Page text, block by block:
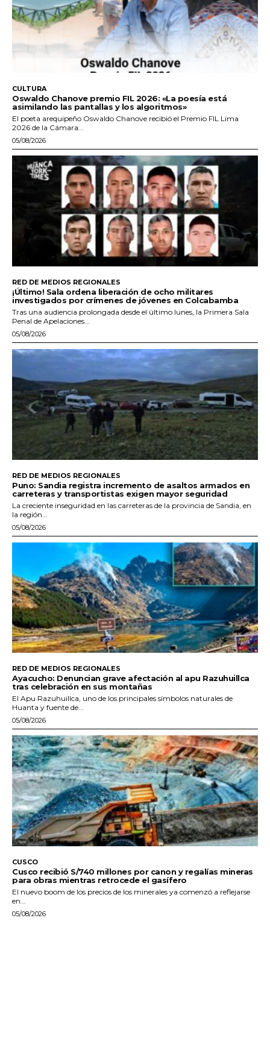
CULTURA
Oswaldo Chanove premio FIL 2026: «La poesía está
asimilando las pantallas y los algoritmos»
El poeta arequipeño Oswaldo Chanove recibió el Premio FIL Lima
2026 de la Cámara...
05/08/2026
RED DE MEDIOS REGIONALES
¡Último! Sala ordena liberación de ocho militares
investigados por crímenes de jóvenes en Colcabamba
Tras una audiencia prolongada desde el último lunes, la Primera Sala
Penal de Apelaciones...
05/08/2026
RED DE MEDIOS REGIONALES
Puno: Sandia registra incremento de asaltos armados en
carreteras y transportistas exigen mayor seguridad
La creciente inseguridad en las carreteras de la provincia de Sandia, en
la región...
05/08/2026
RED DE MEDIOS REGIONALES
Ayacucho: Denuncian grave afectación al apu Razuhuillca
tras celebración en sus montañas
El Apu Razuhuillca, uno de los principales símbolos naturales de
Huanta y fuente de...
05/08/2026
CUSCO
Cusco recibió S/740 millones por canon y regalías mineras
para obras mientras retrocede el gasífero
El nuevo boom de los precios de los minerales ya comenzó a reflejarse
en...
05/08/2026